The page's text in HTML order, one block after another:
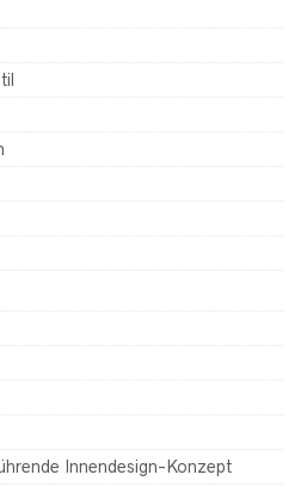
Innendesign-Konzept